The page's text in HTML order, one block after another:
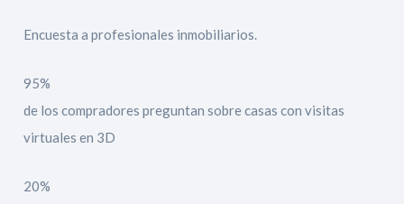
Encuesta a profesionales inmobiliarios.
95%
de los compradores preguntan sobre casas con visitas
virtuales en 3D
20%